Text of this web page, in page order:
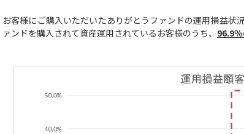
お客様にご購入いただいたありがとうファンドの運用損益状
ァンドを購入されて資産運用されているお客様のうち、 96.9